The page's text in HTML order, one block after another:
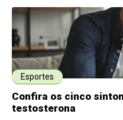
Esportes
Confira os cinco
testosterona